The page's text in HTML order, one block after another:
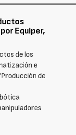
Equiper,
de los
e
de